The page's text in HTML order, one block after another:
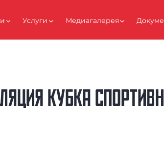
Услуги Медиагалерея
КУБКА